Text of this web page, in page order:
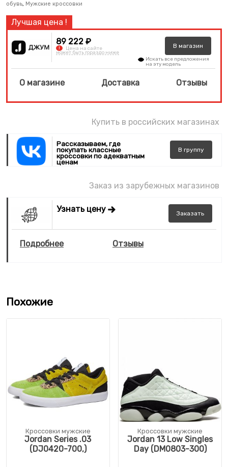
обувь, Мужские кроссовки
89 222 ₽
! Цена на сайте
может быть гораздо ниже
В магазин
Искать все предложения
на эту модель
О магазине Доставка Отзывы
Купить в российских магазинах
Рассказываем, где
покупать классные
кроссовки по адекватным
ценам
В группу
Заказ из зарубежных магазинов
Узнать цену Заказать
Подробнее Отзывы
Похожие
Кроссовки мужские
Jordan Series .03
(DJ0420-700,)
Кроссовки мужские
Jordan 13 Low Singles
Day (DM0803-300)